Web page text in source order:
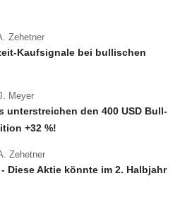
Zehetner
Kaufsignale bei bullischen
Meyer
unterstreichen den 400 USD Bull-
+32 %!
Zehetner
Diese Aktie könnte im 2. Halbjahr